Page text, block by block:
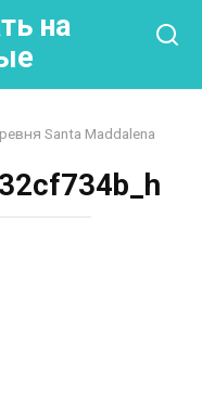
на
Santa Maddalena